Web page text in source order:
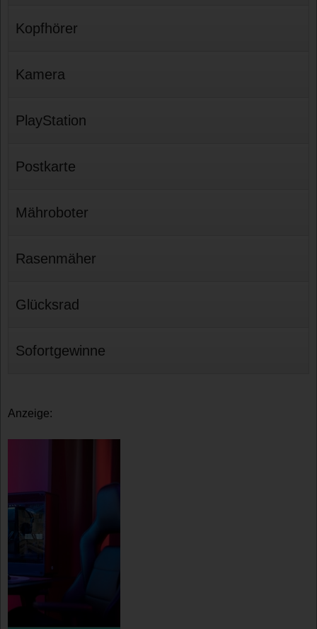
Kopfhörer
Kamera
PlayStation
Postkarte
Mähroboter
Rasenmäher
Glücksrad
Sofortgewinne
Anzeige: